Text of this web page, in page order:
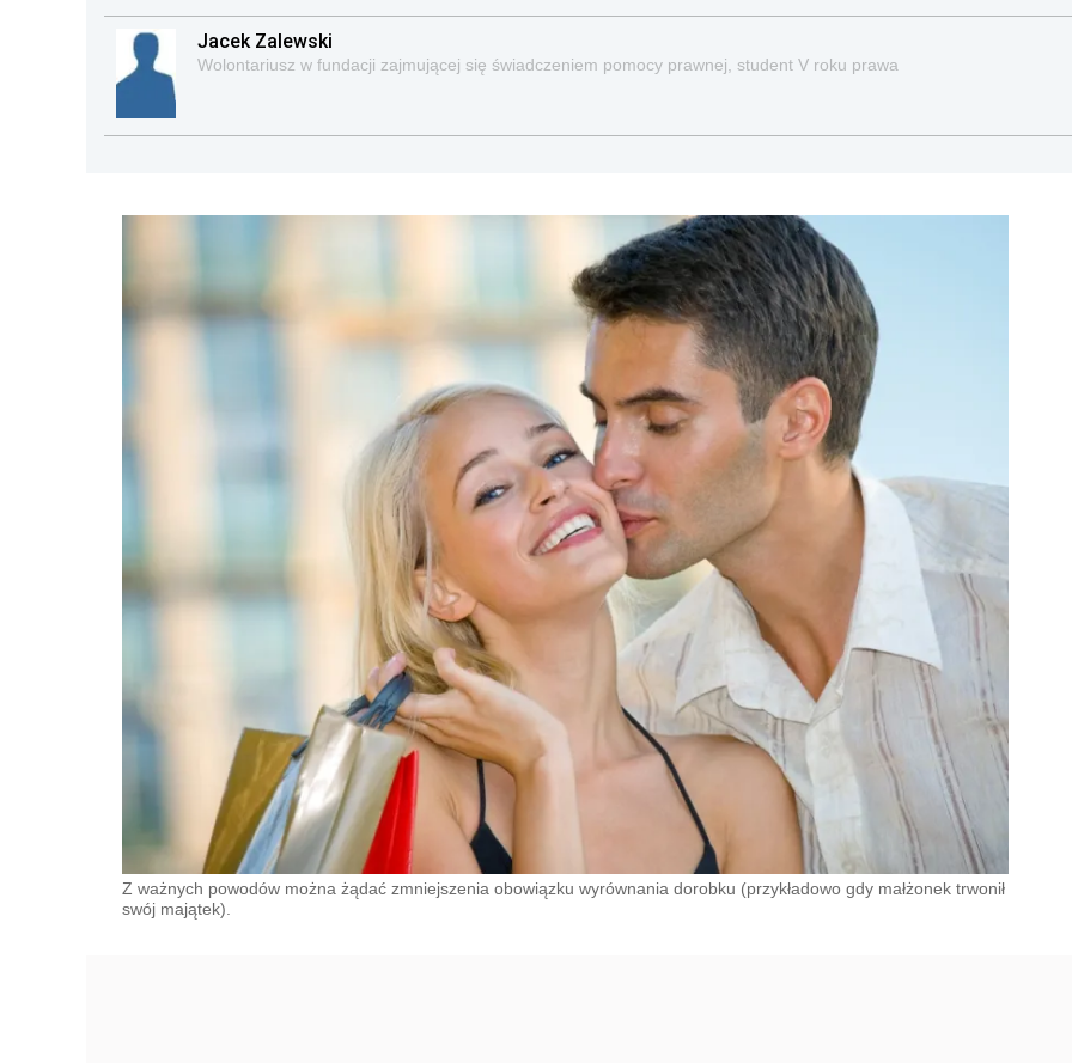
Jacek Zalewski
Wolontariusz w fundacji zajmującej się świadczeniem pomocy prawnej, student V roku prawa
Z ważnych powodów można żądać zmniejszenia obowiązku wyrównania dorobku (przykładowo gdy małżonek trwonił
swój majątek).